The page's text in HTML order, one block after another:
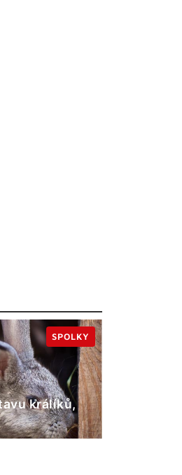
králíků,
SPOLKY